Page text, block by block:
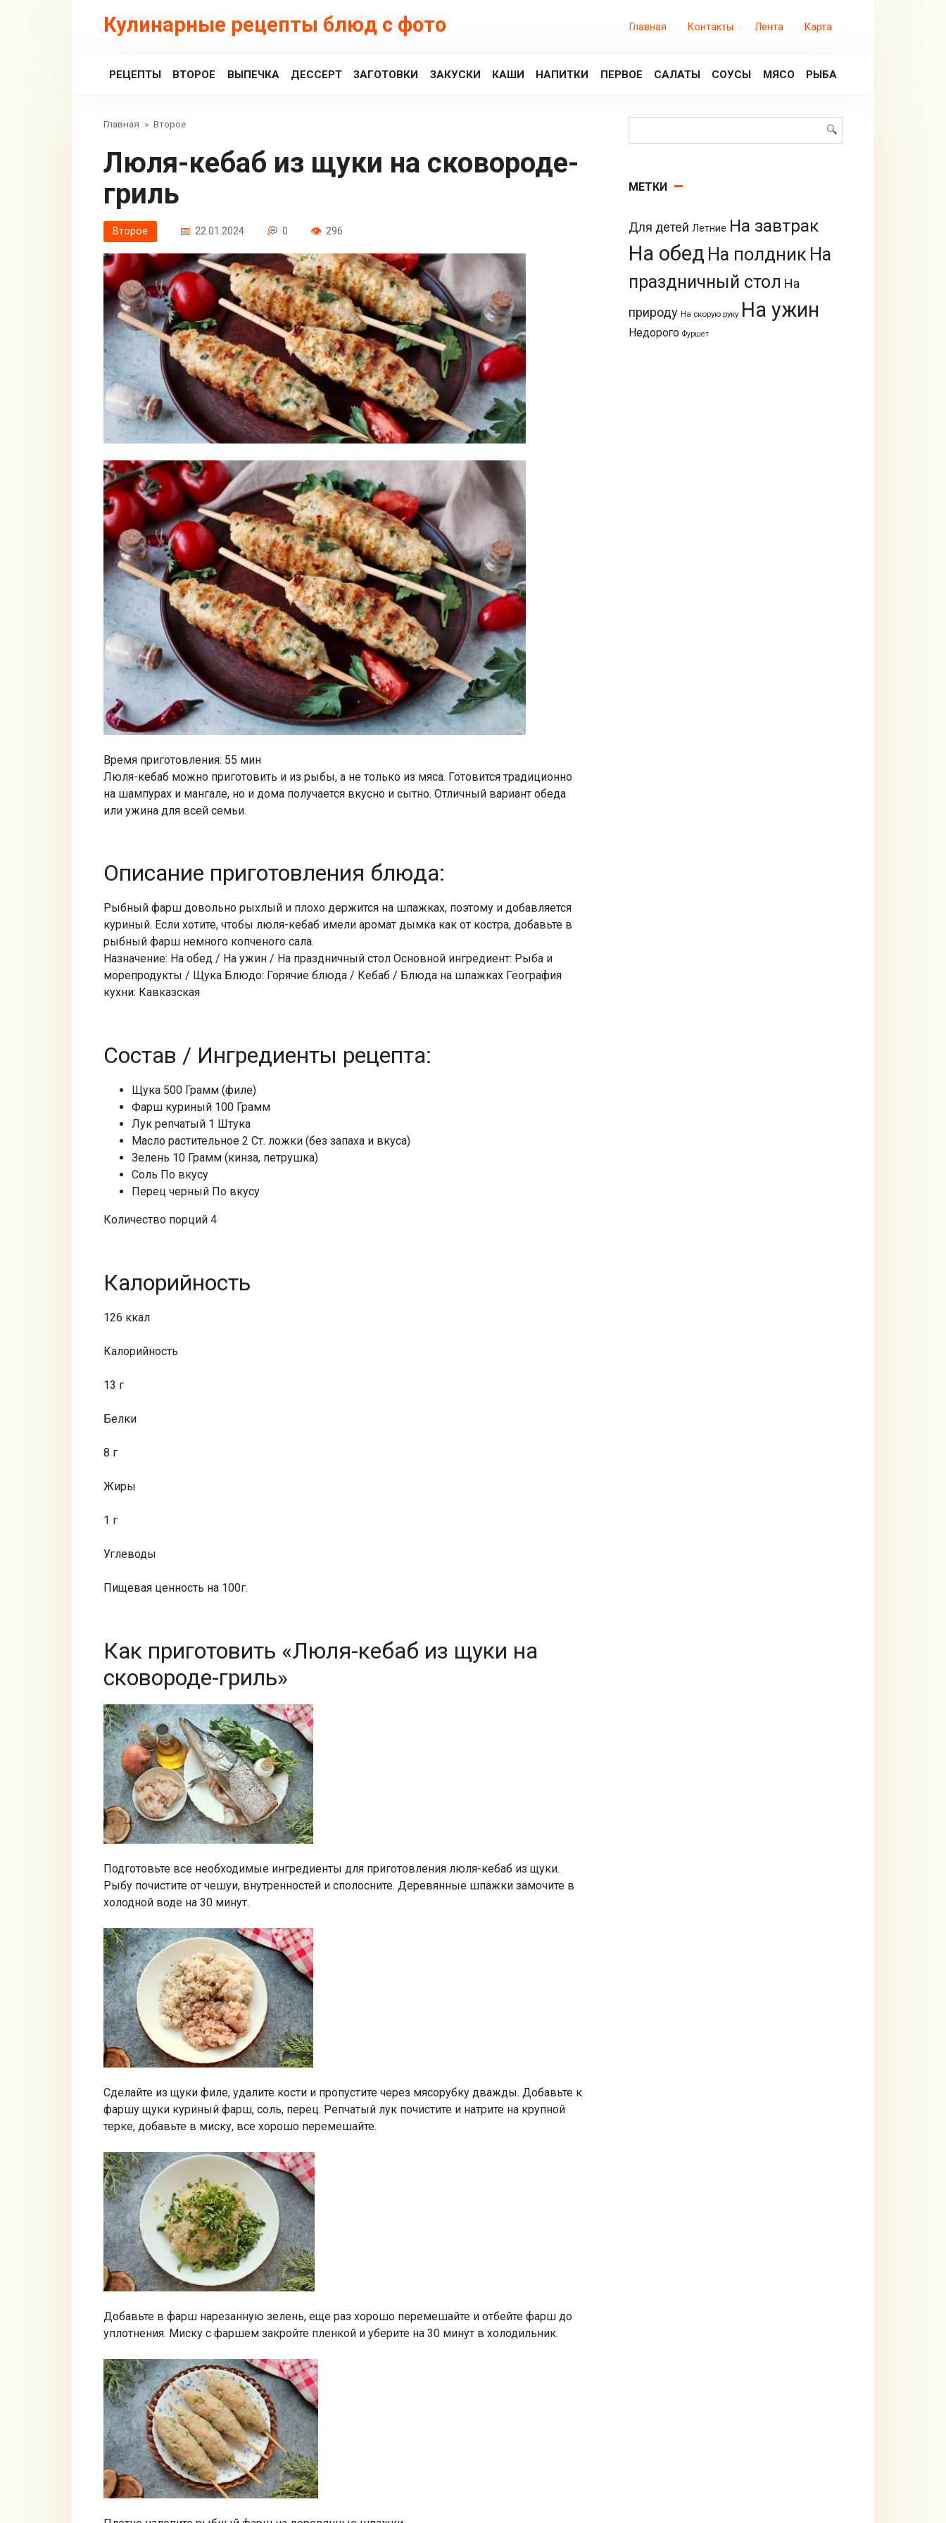
Кулинарные рецепты блюд с фото Главная Контакты Лента Карта
РЕЦЕПТЫ ВТОРОЕ ВЫПЕЧКА ДЕССЕРТ ЗАГОТОВКИ ЗАКУСКИ КАШИ НАПИТКИ ПЕРВОЕ САЛАТЫ СОУСЫ МЯСО РЫБА
Главная » Второе
Люля-кебаб из щуки на сковороде-
гриль
Второе 22.01.2024 0 296
Время приготовления: 55 мин
Люля-кебаб можно приготовить и из рыбы, а не только из мяса. Готовится традиционно
на шампурах и мангале, но и дома получается вкусно и сытно. Отличный вариант обеда
или ужина для всей семьи.
Описание приготовления блюда:
Рыбный фарш довольно рыхлый и плохо держится на шпажках, поэтому и добавляется
куриный. Если хотите, чтобы люля-кебаб имели аромат дымка как от костра, добавьте в
рыбный фарш немного копченого сала.
Назначение: На обед / На ужин / На праздничный стол Основной ингредиент: Рыба и
морепродукты / Щука Блюдо: Горячие блюда / Кебаб / Блюда на шпажках География
кухни: Кавказская
Состав / Ингредиенты рецепта:
Щука 500 Грамм (филе)
Фарш куриный 100 Грамм
Лук репчатый 1 Штука
Масло растительное 2 Ст. ложки (без запаха и вкуса)
Зелень 10 Грамм (кинза, петрушка)
Соль По вкусу
Перец черный По вкусу
Количество порций 4
Калорийность
126 ккал
Калорийность
13 г
Белки
8 г
Жиры
1 г
Углеводы
Пищевая ценность на 100г.
Как приготовить «Люля-кебаб из щуки на
сковороде-гриль»
Подготовьте все необходимые ингредиенты для приготовления люля-кебаб из щуки.
Рыбу почистите от чешуи, внутренностей и сполосните. Деревянные шпажки замочите в
холодной воде на 30 минут.
Сделайте из щуки филе, удалите кости и пропустите через мясорубку дважды. Добавьте к
фаршу щуки куриный фарш, соль, перец. Репчатый лук почистите и натрите на крупной
терке, добавьте в миску, все хорошо перемешайте.
Добавьте в фарш нарезанную зелень, еще раз хорошо перемешайте и отбейте фарш до
уплотнения. Миску с фаршем закройте пленкой и уберите на 30 минут в холодильник.
МЕТКИ
Для детей Летние На завтрак
На обед На полдник На
праздничный стол На
природу На скорую руку На ужин
Недорого Фуршет